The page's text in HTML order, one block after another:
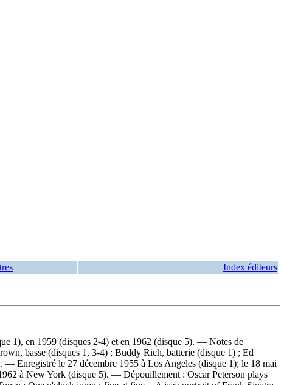
Index éditeurs
1), en 1959 (disques 2-4) et en 1962 (disque 5). — Notes de
basse (disques 1, 3-4) ; Buddy Rich, batterie (disque 1) ; Ed
Enregistré le 27 décembre 1955 à Los Angeles (disque 1); le 18 mai
à New York (disque 5). — Dépouillement : Oscar Peterson plays